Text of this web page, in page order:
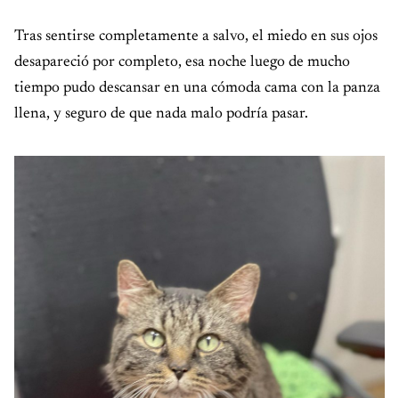
Tras sentirse completamente a salvo, el miedo en sus ojos
desapareció por completo, esa noche luego de mucho
tiempo pudo descansar en una cómoda cama con la panza
llena, y seguro de que nada malo podría pasar.